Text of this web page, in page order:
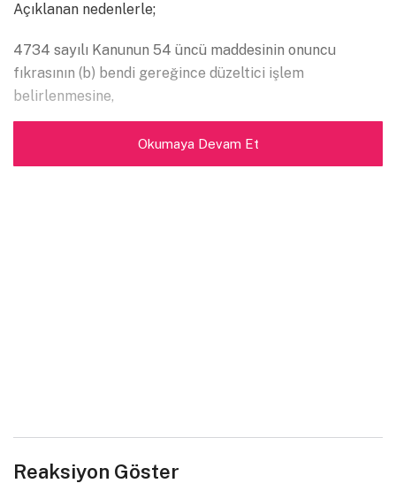
Açıklanan nedenlerle;
4734 sayılı Kanunun 54 üncü maddesinin onuncu
fıkrasının (b) bendi gereğince düzeltici işlem
belirlenmesine,
Oybirliği ile karar verildi.Okumaya Devam Et
Reaksiyon Göster